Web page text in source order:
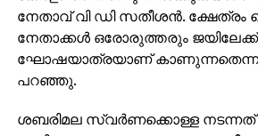
നേതാവ് വി ഡി സതീശന്‍. ക്ഷേത്രം
നേതാക്കള്‍ ഒരോരുത്തരും
ഘോഷയാത്രയാണ്
പറഞ്ഞു.
ശബരിമല സ്വര്‍ണക്കൊള്ള നടന്നത്